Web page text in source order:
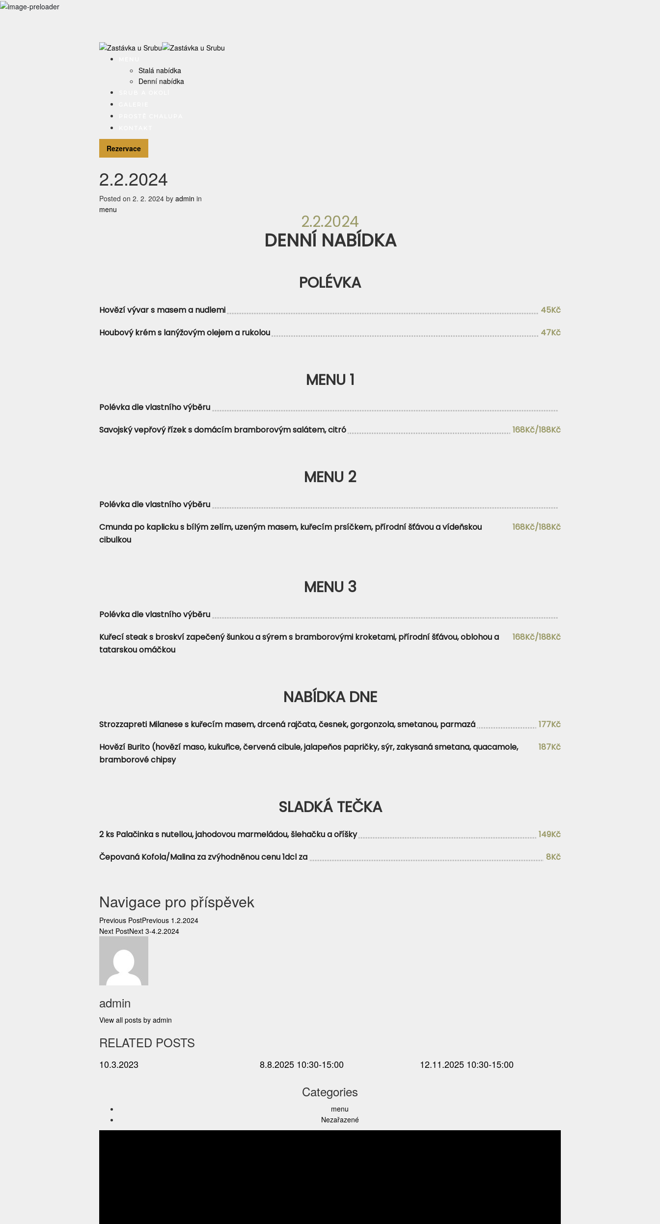
Stalá nabídka
Denní nabídka
Rezervace
2.2.2024
Posted on 2. 2. 2024 by admin in
menu
2.2.2024
DENNÍ NABÍDKA
POLÉVKA
Hovězí vývar s masem a nudlemi
45Kč
Houbový krém s lanýžovým olejem a rukolou
47Kč
MENU 1
Polévka dle vlastního výběru
Savojský vepřový řízek s domácím bramborovým salátem, citró
168Kč/188Kč
MENU 2
Polévka dle vlastního výběru
Cmunda po kaplicku s bílým zelím, uzeným masem, kuřecím prsíčkem, přírodní šťávou a vídeňskou
cibulkou
168Kč/188Kč
MENU 3
Polévka dle vlastního výběru
Kuřecí steak s broskví zapečený šunkou a sýrem s bramborovými kroketami, přírodní šťávou, oblohou a
tatarskou omáčkou
168Kč/188Kč
NABÍDKA DNE
Strozzapreti Milanese s kuřecím masem, drcená rajčata, česnek, gorgonzola, smetanou, parmazá
177Kč
Hovězí Burito (hovězí maso, kukuřice, červená cibule, jalapeňos papričky, sýr, zakysaná smetana, quacamole,
bramborové chipsy
187Kč
SLADKÁ TEČKA
2 ks Palačinka s nutellou, jahodovou marmeládou, šlehačku a oříšky
149Kč
Čepovaná Kofola/Malina za zvýhodněnou cenu 1dcl za
8Kč
Navigace pro příspěvek
Previous PostPrevious 1.2.2024
Next PostNext 3-4.2.2024
admin
View all posts by admin
RELATED POSTS
10.3.2023 8.8.2025 10:30-15:00 12.11.2025 10:30-15:00
Categories
menu
Nezařazené